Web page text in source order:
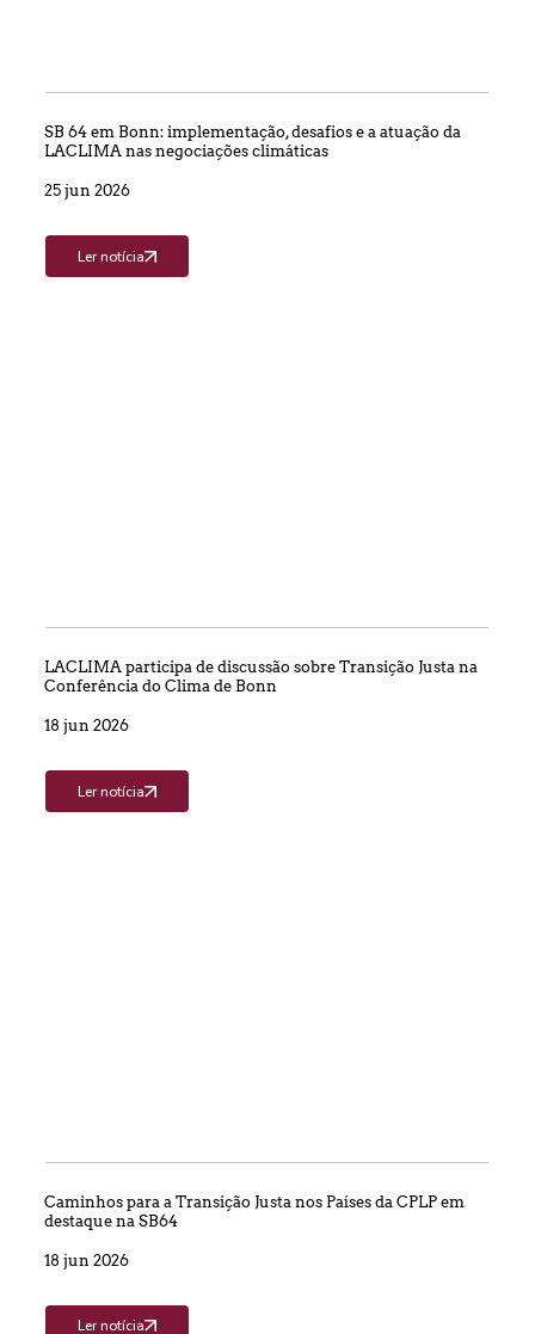
SB 64 em Bonn: implementação, desafios e a atuação da
LACLIMA nas negociações climáticas
25 jun 2026
Ler notícia
LACLIMA participa de discussão sobre Transição Justa na
Conferência do Clima de Bonn
18 jun 2026
Ler notícia
Caminhos para a Transição Justa nos Países da CPLP em
destaque na SB64
18 jun 2026
Ler notícia